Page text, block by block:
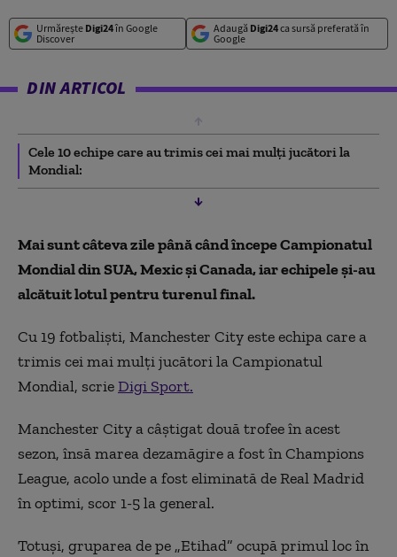
Urmărește Digi24în Google
Discover
Adaugă Digi24ca sursă preferată în
Google
DIN ARTICOL
Cele 10 echipe care au trimis cei mai mulți jucători la
Mondial:
Mai sunt câteva zile până când începe Campionatul
Mondial din SUA, Mexic și Canada, iar echipele și-au
alcătuit lotul pentru turenul final.
Cu 19 fotbaliști, Manchester City este echipa care a
trimis cei mai mulți jucători la Campionatul
Mondial, scrieDigi Sport.
Manchester City a câștigat două trofee în acest
sezon, însă marea dezamăgire a fost în Champions
League, acolo unde a fost eliminată de Real Madrid
în optimi, scor 1-5 la general.
Totuși, gruparea de pe „Etihad” ocupă primul loc în